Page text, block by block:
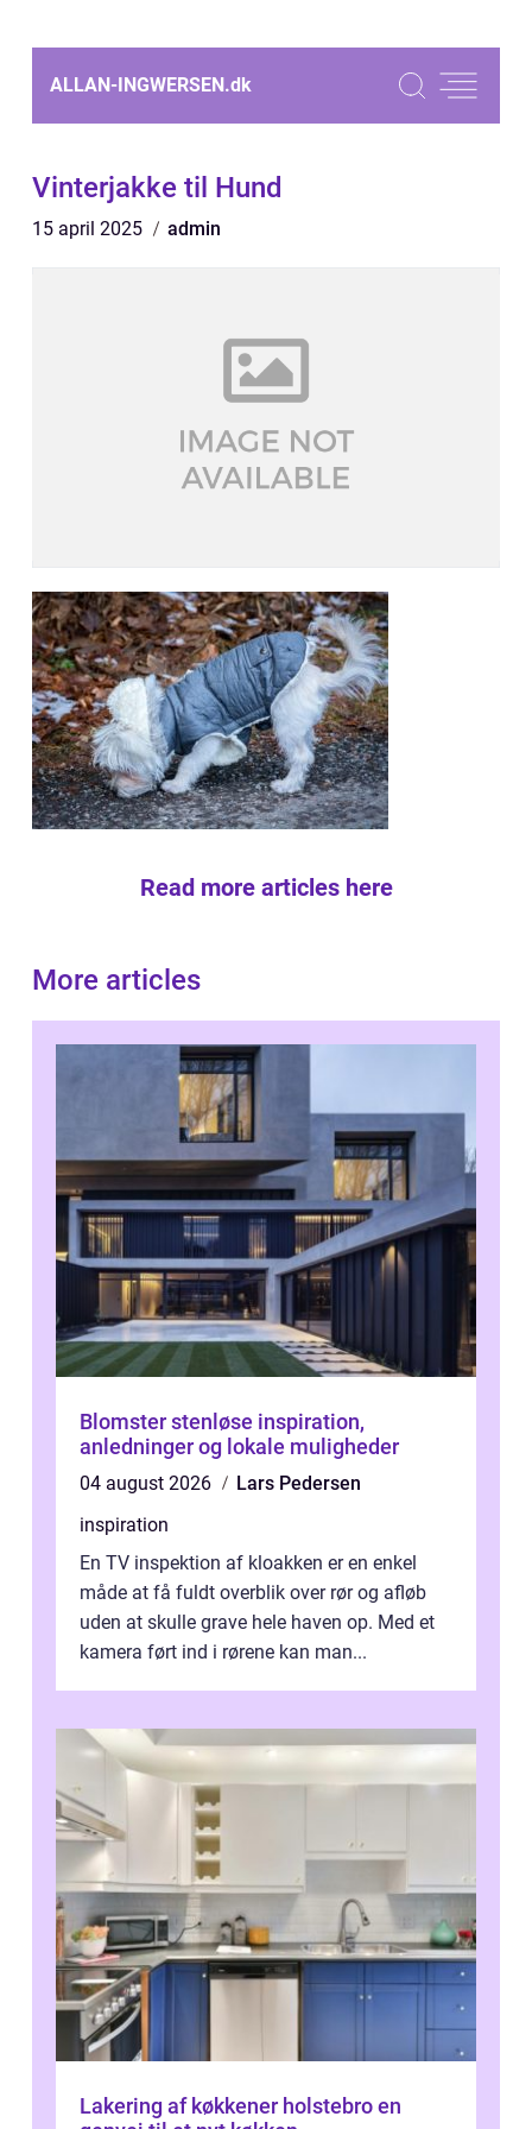
ALLAN-INGWERSEN.dk
Vinterjakke til Hund
15 april 2025 admin
Read more articles here
More articles
Blomster stenløse inspiration,
anledninger og lokale muligheder
04 august 2026
Lars Pedersen
inspiration
En TV inspektion af kloakken er en enkel
måde at få fuldt overblik over rør og afløb
uden at skulle grave hele haven op. Med et
kamera ført ind i rørene kan man...
Lakering af køkkener holstebro en